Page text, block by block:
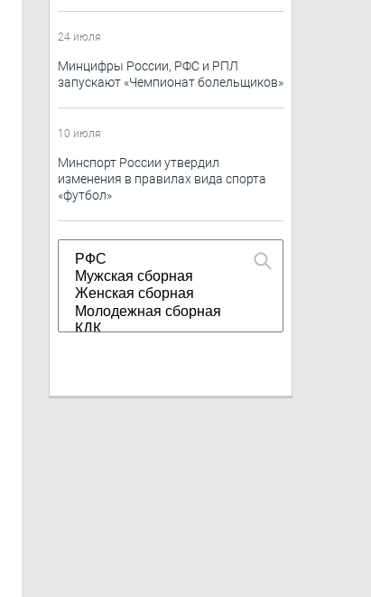
24 июля
Минцифры России, РФС и РПЛ
запускают «Чемпионат болельщиков»
10 июля
Минспорт России утвердил
изменения в правилах вида спорта
«футбол»